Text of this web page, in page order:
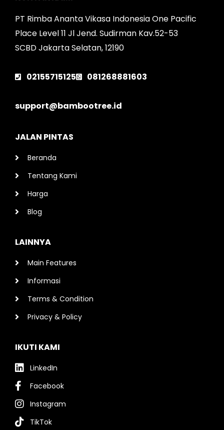
PT Rimba Ananta Vikasa Indonesia One Pacific
Place Level 11 Jl Jend. Sudirman Kav.52-53
SCBD Jakarta Selatan, 12190
02155715125 081268881603
support@bambootree.id
JALAN PINTAS
Beranda
Tentang Kami
Harga
Blog
LAINNYA
Main Features
Informasi
Terms & Condition
Privacy & Policy
IKUTI KAMI
LinkedIn
Facebook
Instagram
TikTok